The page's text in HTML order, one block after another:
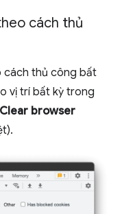
cách thủ
cách thủ công bất
vị trí bất kỳ trong
Clear browser